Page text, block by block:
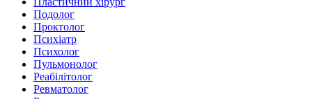
Подолог
Проктолог
Психіатр
Психолог
Пульмонолог
Реабілітолог
Ревматолог